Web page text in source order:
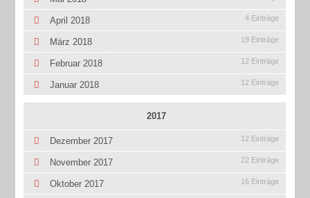
April 2018 4 Einträge
März 2018 19 Einträge
Februar 2018 12 Einträge
Januar 2018 12 Einträge
2017
Dezember 2017 12 Einträge
November 2017 22 Einträge
Oktober 2017 16 Einträge